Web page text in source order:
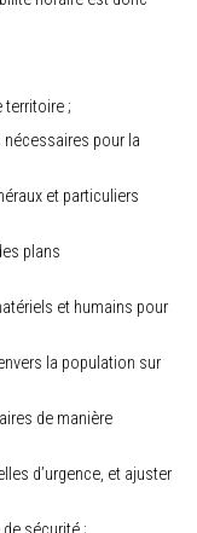
territoire ;
pour la
et particuliers
plans
et humains pour
la population sur
de manière
d’urgence, et ajuster